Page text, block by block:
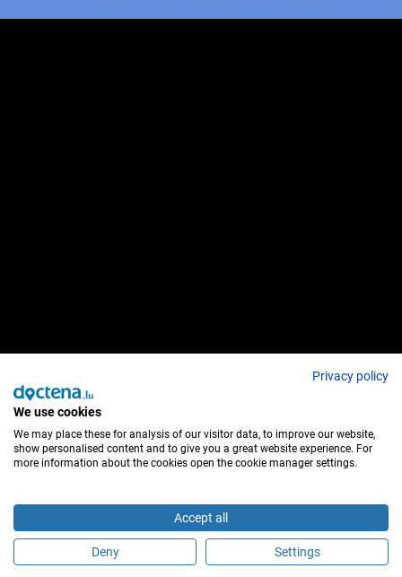
Sind Sie dieser Behandler?
Privacy policy
We use cookies
We may place these for analysis of our visitor data, to improve our website,
show personalised content and to give you a great website experience. For
more information about the cookies open the cookie manager settings.
Accept all
Deny Settings